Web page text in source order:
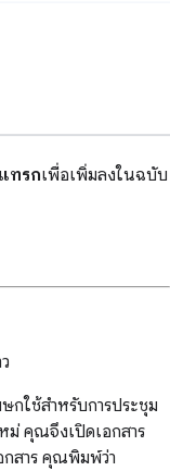
แทรกเพื่อเพิ่มลงในฉบับ
กใช้สำหรับการประชุม
ม่ คุณจึงเปิดเอกสาร
สาร คุณพิมพ์ว่า